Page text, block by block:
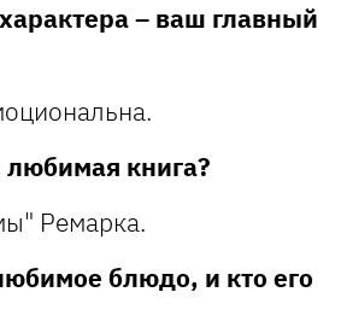
– ваш главный
любимая книга?
Ремарка.
блюдо, и кто его